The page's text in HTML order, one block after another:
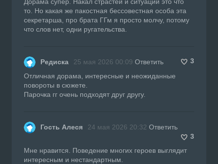
то. Но какая же пакостная бессовестная особа эта
секретарша, про брата ГГм я просто молчу, потому
что слов нет, одни ругательства.
Редиска 25 мая 2026 00:09 Ответить
3
Отличная дорама, интересные и неожиданные
повороты в сюжете.
Парочка гг очень подходят друг другу.
Гость Алеся 24 мая 2026 20:32 Ответить
3
Мне нравится. Поведение многих героев выглядит
интересным и нестандартным.